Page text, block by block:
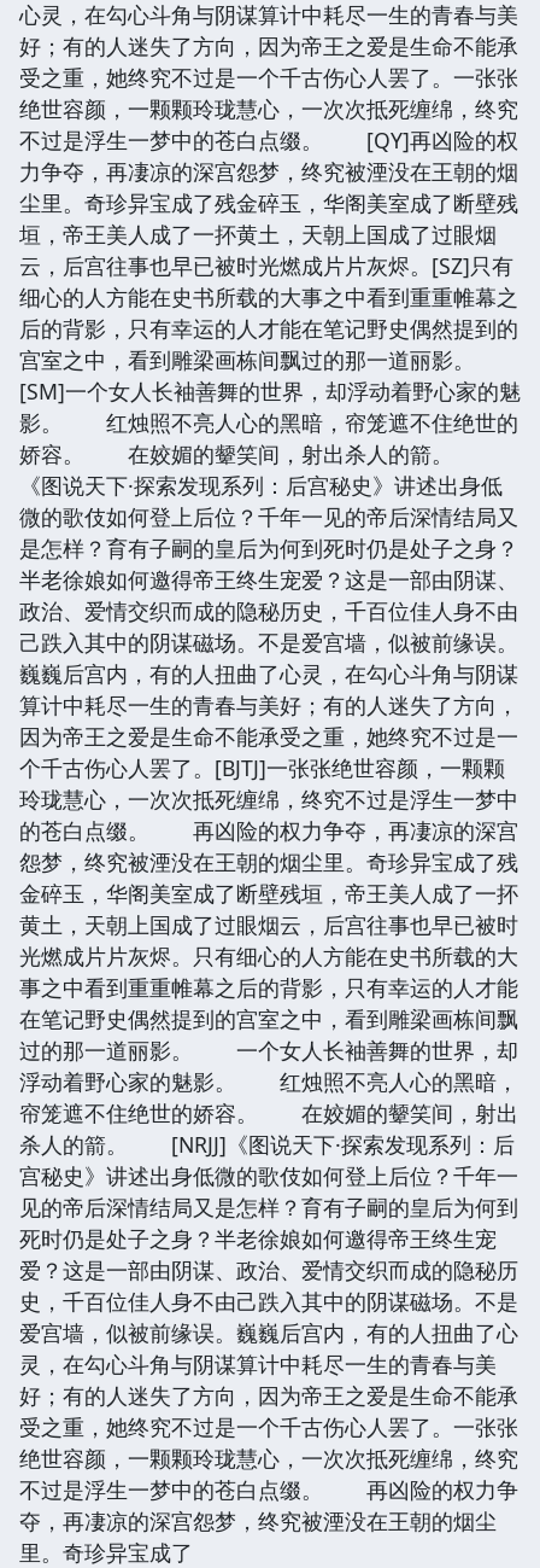
心灵，在勾心斗角与阴谋算计中耗尽一生的青春与美
好；有的人迷失了方向，因为帝王之爱是生命不能承
受之重，她终究不过是一个千古伤心人罢了。一张张
绝世容颜，一颗颗玲珑慧心，一次次抵死缠绵，终究
不过是浮生一梦中的苍白点缀。 [QY]再凶险的权
力争夺，再凄凉的深宫怨梦，终究被湮没在王朝的烟
尘里。奇珍异宝成了残金碎玉，华阁美室成了断壁残
垣，帝王美人成了一抔黄土，天朝上国成了过眼烟
云，后宫往事也早已被时光燃成片片灰烬。[SZ]只有
细心的人方能在史书所载的大事之中看到重重帷幕之
后的背影，只有幸运的人才能在笔记野史偶然提到的
宫室之中，看到雕梁画栋间飘过的那一道丽影。
[SM]一个女人长袖善舞的世界，却浮动着野心家的魅
影。 红烛照不亮人心的黑暗，帘笼遮不住绝世的
娇容。 在姣媚的颦笑间，射出杀人的箭。
《图说天下·探索发现系列：后宫秘史》讲述出身低
微的歌伎如何登上后位？千年一见的帝后深情结局又
是怎样？育有子嗣的皇后为何到死时仍是处子之身？
半老徐娘如何邀得帝王终生宠爱？这是一部由阴谋、
政治、爱情交织而成的隐秘历史，千百位佳人身不由
己跌入其中的阴谋磁场。不是爱宫墙，似被前缘误。
巍巍后宫内，有的人扭曲了心灵，在勾心斗角与阴谋
算计中耗尽一生的青春与美好；有的人迷失了方向，
因为帝王之爱是生命不能承受之重，她终究不过是一
个千古伤心人罢了。[BJTJ]一张张绝世容颜，一颗颗
玲珑慧心，一次次抵死缠绵，终究不过是浮生一梦中
的苍白点缀。 再凶险的权力争夺，再凄凉的深宫
怨梦，终究被湮没在王朝的烟尘里。奇珍异宝成了残
金碎玉，华阁美室成了断壁残垣，帝王美人成了一抔
黄土，天朝上国成了过眼烟云，后宫往事也早已被时
光燃成片片灰烬。只有细心的人方能在史书所载的大
事之中看到重重帷幕之后的背影，只有幸运的人才能
在笔记野史偶然提到的宫室之中，看到雕梁画栋间飘
过的那一道丽影。 一个女人长袖善舞的世界，却
浮动着野心家的魅影。 红烛照不亮人心的黑暗，
帘笼遮不住绝世的娇容。 在姣媚的颦笑间，射出
杀人的箭。 [NRJJ]《图说天下·探索发现系列：后
宫秘史》讲述出身低微的歌伎如何登上后位？千年一
见的帝后深情结局又是怎样？育有子嗣的皇后为何到
死时仍是处子之身？半老徐娘如何邀得帝王终生宠
爱？这是一部由阴谋、政治、爱情交织而成的隐秘历
史，千百位佳人身不由己跌入其中的阴谋磁场。不是
爱宫墙，似被前缘误。巍巍后宫内，有的人扭曲了心
灵，在勾心斗角与阴谋算计中耗尽一生的青春与美
好；有的人迷失了方向，因为帝王之爱是生命不能承
受之重，她终究不过是一个千古伤心人罢了。一张张
绝世容颜，一颗颗玲珑慧心，一次次抵死缠绵，终究
不过是浮生一梦中的苍白点缀。 再凶险的权力争
夺，再凄凉的深宫怨梦，终究被湮没在王朝的烟尘
里。奇珍异宝成了